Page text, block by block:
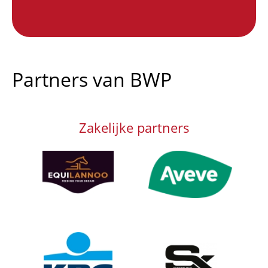
Partners van BWP
Zakelijke partners
Afbeelding Afbeelding
Afbeelding